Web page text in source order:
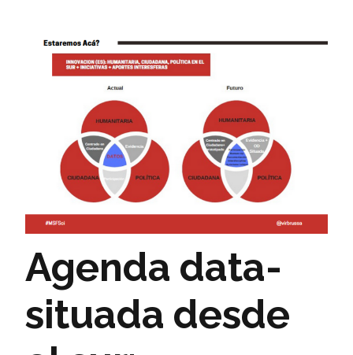
Agenda data-
situada desde